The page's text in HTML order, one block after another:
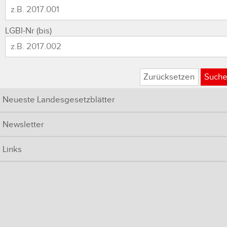
LGBl-Nr (bis)
Zurücksetzen
Neueste Landesgesetzblätter
Newsletter
Links